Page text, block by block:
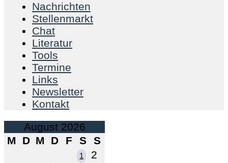
Nachrichten
Stellenmarkt
Chat
Literatur
Tools
Termine
Links
Newsletter
Kontakt
August 2026
M
D M D F S S
1 2